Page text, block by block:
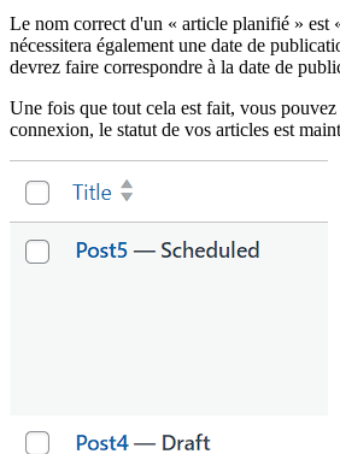
Le nom correct d'un « article planifié » est
nécessitera également une date de
devrez faire correspondre à la date de
Une fois que tout cela est fait, vous
connexion, le statut de vos articles est